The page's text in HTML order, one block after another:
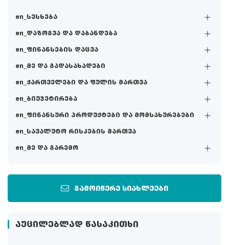
en_სესხება
en_დაზოგვა და დაბანდება
en_ფინანსების დაცვა
en_მე და გადასახადები
en_ქართველები და ფულის მართვა
en_ბიუჯეტირება
en_ფინანსური პროდუქტები და მომსახურებები
en_სავალუტო რისკების მართვა
en_მე და გარემო
გამოიწერე სიახლეები
ᲐᲣᲪᲘᲚᲔᲑᲚᲐᲓ ᲬᲐᲡᲐᲙᲘᲗᲮᲘ